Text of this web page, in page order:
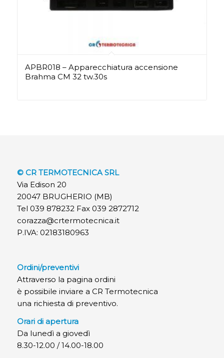
APBR018 – Apparecchiatura accensione
Brahma CM 32 tw.30s
© CR TERMOTECNICA SRL
Via Edison 20
20047 BRUGHERIO (MB)
Tel 039 878232 Fax 039 2872712
corazza@crtermotecnica.it
P.IVA: 02183180963
Ordini/preventivi
Attraverso la pagina ordini
è possibile inviare a CR Termotecnica
una richiesta di preventivo.
Orari di apertura
Da lunedì a giovedì
8.30-12.00 / 14.00-18.00